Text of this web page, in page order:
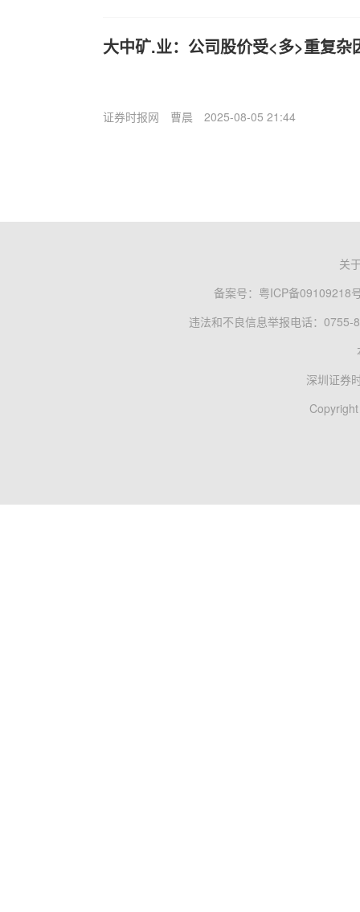
大中矿.业：公司股价受<多>重复杂
证券时报网 曹晨 2025-08-05 21:44
关
备案号： 粤ICP备09109218
违法和不良信息举报电话：0755-
深圳证券